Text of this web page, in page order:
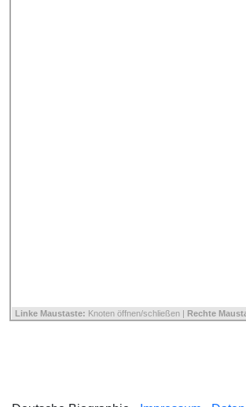
Linke Maustaste: Knoten öffnen/schließen | Rechte